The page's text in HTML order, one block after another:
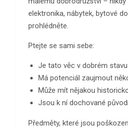
elektronika, nábytek, bytové
prohlédněte.
Ptejte se sami sebe:
Je tato věc v dobrém
Má potenciál zaujmout
Může mít nějakou
Jsou k ní dochované
Předměty, které jsou